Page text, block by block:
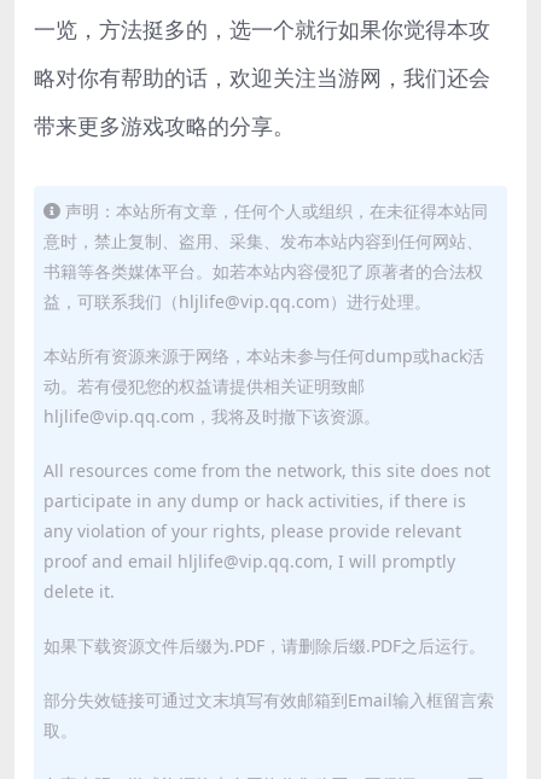
一览，方法挺多的，选一个就行如果你觉得本攻
略对你有帮助的话，欢迎关注当游网，我们还会
带来更多游戏攻略的分享。
声明：本站所有文章，任何个人或组织，在未征得本站同
意时，禁止复制、盗用、采集、发布本站内容到任何网站、
书籍等各类媒体平台。如若本站内容侵犯了原著者的合法权
益，可联系我们（hljlife@vip.qq.com）进行处理。
本站所有资源来源于网络，本站未参与任何dump或hack活
动。若有侵犯您的权益请提供相关证明致邮
hljlife@vip.qq.com，我将及时撤下该资源。
All resources come from the network, this site does not
participate in any dump or hack activities, if there is
any violation of your rights, please provide relevant
proof and email hljlife@vip.qq.com, I will promptly
delete it.
如果下载资源文件后缀为.PDF，请删除后缀.PDF之后运行。
部分失效链接可通过文末填写有效邮箱到Email输入框留言索
取。